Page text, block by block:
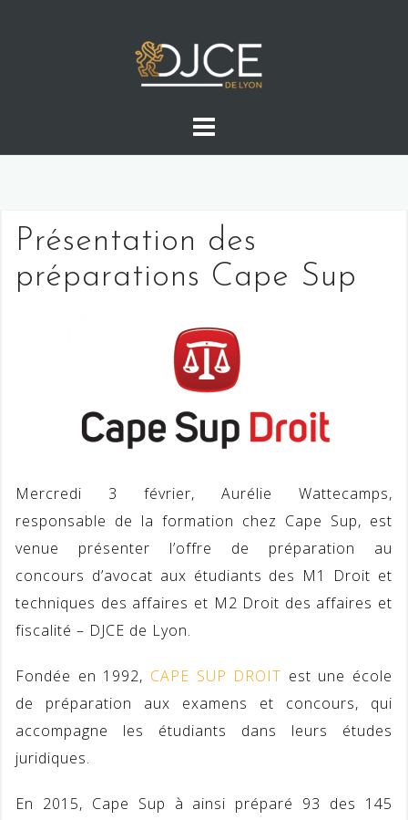
Présentation des
préparations Cape Sup
Mercredi 3 février, Aurélie Wattecamps,
responsable de la formation chez Cape Sup, est
venue présenter l’offre de préparation au
concours d’avocat aux étudiants des M1 Droit et
techniques des affaires et M2 Droit des affaires et
fiscalité – DJCE de Lyon.
Fondée en 1992, CAPE SUP DROIT est une école
de préparation aux examens et concours, qui
accompagne les étudiants dans leurs études
juridiques.
En 2015, Cape Sup à ainsi préparé 93 des 145